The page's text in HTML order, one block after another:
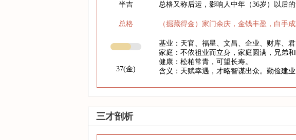
半吉
总格
37(金)
总格又称后运，影响人中年（36岁）以后的
（掘藏得金）家门余庆，金钱丰盈，白手成
基业：天官、福星、文昌、企业、财库、君
家庭：不依祖业而立身，家庭圆满，兄弟和
健康：松柏常青，可望长寿。
含义：天赋幸遇，才略智谋出众。勤俭建
三才剖析